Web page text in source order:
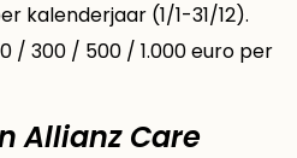
kalenderjaar (1/1-31/12).
/ 300 / 500 / 1.000 euro per
Allianz Care